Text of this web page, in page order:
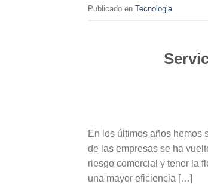
Publicado en Tecnologia
En los últimos años hemos
de las empresas se ha
riesgo comercial y tener la
una mayor eficiencia […]